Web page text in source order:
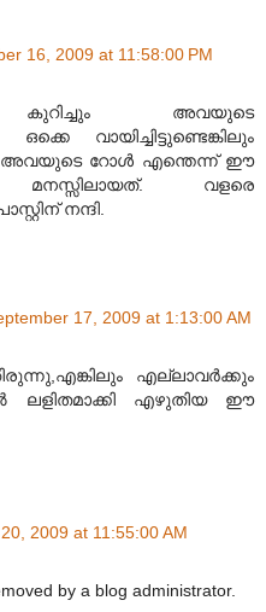
16, 2009 at 11:58:00 PM
കുറിച്ചും അവയുടെ
വായിച്ചിട്ടുണ്ടെങ്കിലും
അവയുടെ റോള്‍ എന്തെന്ന് ഈ
മനസ്സിലായത്. വളരെ
നന്ദി.
17, 2009 at 1:13:00 AM
എല്ലാവര്‍ക്കും
ലളിതമാക്കി എഴുതിയ ഈ
2009 at 11:55:00 AM
by a blog administrator.